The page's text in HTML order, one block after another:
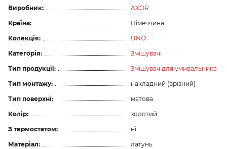
Виробник:
AXOR
Країна:
Німеччина
Колекція:
UNO
Категорія:
Змішувачі
Тип продукції:
Змішувач для умивальника
Тип монтажу:
накладний (врізний)
Тип поверхні:
матова
Колір:
золотий
З термостатом:
ні
Матеріал:
латунь